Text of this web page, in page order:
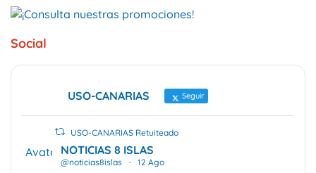
Social
USO-CANARIAS Seguir
USO-CANARIAS Retuiteado
Avatar NOTICIAS 8 ISLAS
@noticias8islas · 12 Ago